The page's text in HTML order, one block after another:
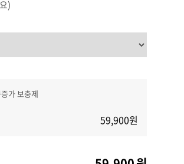
)
가 보충제
59,900원